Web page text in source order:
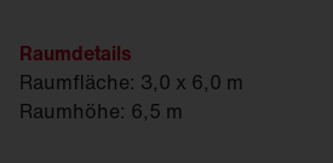
Raumdetails
Raumfläche: 3,0 x 6,0 m
Raumhöhe: 6,5 m